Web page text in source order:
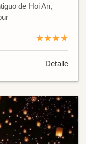
de Hoi An,
★★★★
Detalle